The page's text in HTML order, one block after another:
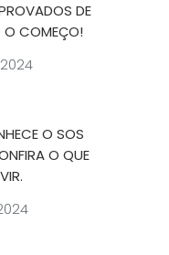
DE
O COMEÇO!
O SOS
O QUE